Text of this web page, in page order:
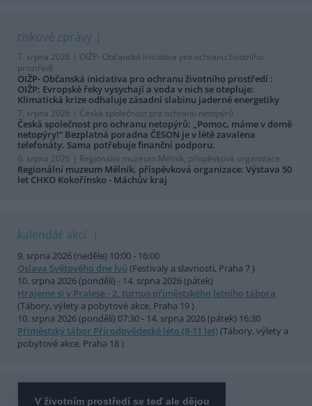
tiskové zprávy
7. srpna 2026 | OIŽP- Občanská iniciativa pro ochranu životního
prostředí
OIŽP- Občanská iniciativa pro ochranu životního prostředí :
OIŽP: Evropské řeky vysychají a voda v nich se otepluje:
Klimatická krize odhaluje zásadní slabinu jaderné energetiky
7. srpna 2026 | Česká společnost pro ochranu netopýrů
Česká společnost pro ochranu netopýrů: „Pomoc, máme v domě
netopýry!“ Bezplatná poradna ČESON je v létě zavalena
telefonáty. Sama potřebuje finanční podporu.
6. srpna 2026 | Regionální muzeum Mělník, příspěvková organizace
Regionální muzeum Mělník, příspěvková organizace: Výstava 50
let CHKO Kokořínsko - Máchův kraj
kalendář akcí
9. srpna 2026 (neděle) 10:00 - 16:00
Oslava Světového dne lvů (Festivaly a slavnosti, Praha 7 )
10. srpna 2026 (pondělí) - 14. srpna 2026 (pátek)
Hrajeme si v Pralese - 2. turnus příměstského letního tábora
(Tábory, výlety a pobytové akce, Praha 19 )
10. srpna 2026 (pondělí) 07:30 - 14. srpna 2026 (pátek) 16:30
Příměstský tábor Přírodovědecké léto (8-11 let)(Tábory, výlety a
pobytové akce, Praha 18 )